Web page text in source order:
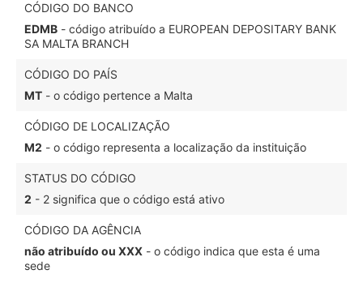
CÓDIGO DO BANCO
EDMB - código atribuído a EUROPEAN DEPOSITARY BANK
SA MALTA BRANCH
CÓDIGO DO PAÍS
MT - o código pertence a Malta
CÓDIGO DE LOCALIZAÇÃO
M2 - o código representa a localização da instituição
STATUS DO CÓDIGO
2 - 2 significa que o código está ativo
CÓDIGO DA AGÊNCIA
não atribuído ou XXX - o código indica que esta é uma
sede